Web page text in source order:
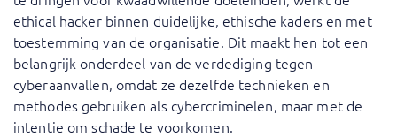
ethical hacker binnen duidelijke, ethische kaders en met
toestemming van de organisatie. Dit maakt hen tot een
belangrijk onderdeel van de verdediging tegen
cyberaanvallen, omdat ze dezelfde technieken en
methodes gebruiken als cybercriminelen, maar met de
intentie om schade te voorkomen.